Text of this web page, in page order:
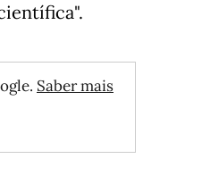
Saber mais